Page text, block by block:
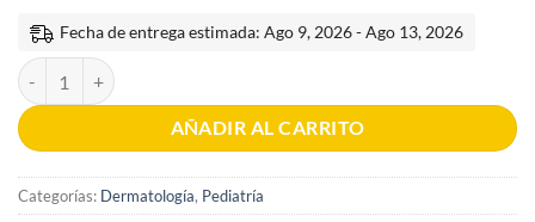
Fecha de entrega estimada: Ago 9, 2026 - Ago 13, 2026
Dermatología Pediátrica 3era edición cantidad
AÑADIR AL CARRITO
Categorías: Dermatología, Pediatría